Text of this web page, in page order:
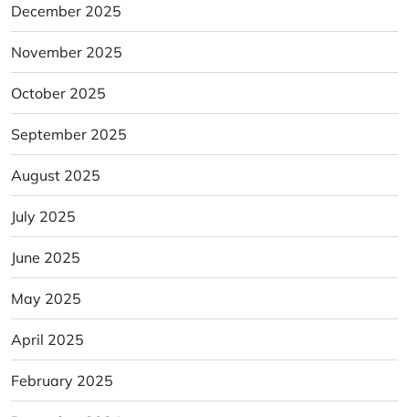
December 2025
November 2025
October 2025
September 2025
August 2025
July 2025
June 2025
May 2025
April 2025
February 2025